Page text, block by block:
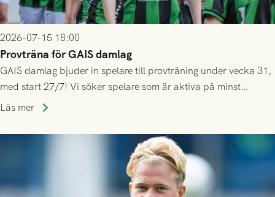
2026-07-15 18:00
Provträna för GAIS damlag
GAIS damlag bjuder in spelare till provträning under vecka 31,
med start 27/7! Vi söker spelare som är aktiva på minst
division 3-nivå.
Läs mer